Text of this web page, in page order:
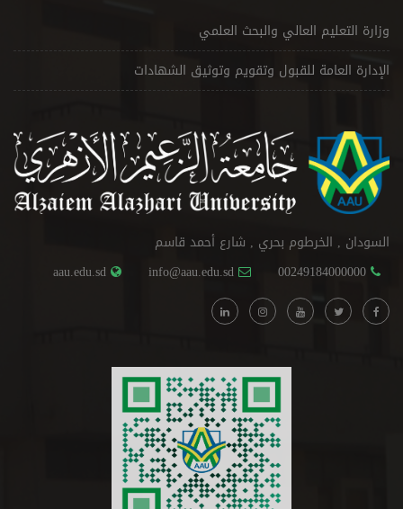
وزارة التعليم العالي والبحث العلمي
الإدارة العامة للقبول وتقويم وتوثيق الشهادات
السودان , الخرطوم بحري , شارع أحمد قاسم
00249184000000
info@aau.edu.sd
aau.edu.sd